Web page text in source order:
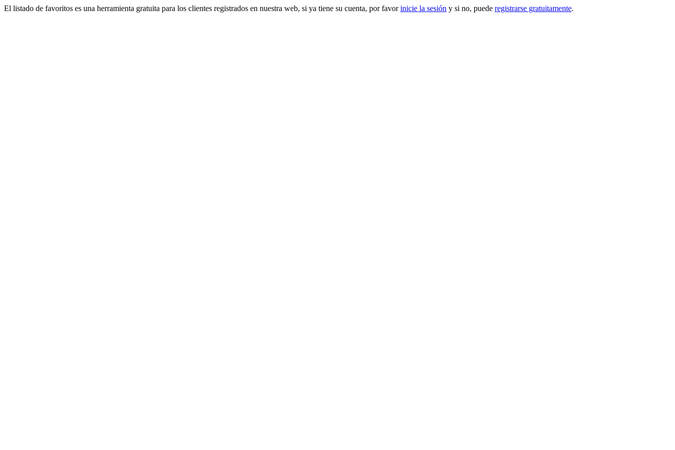
El listado de favoritos es una herramienta gratuita para los clientes registrados en nuestra web, si ya tiene su cuenta, por favorinicie la sesión y si no, puede registrarse gratuitamente.